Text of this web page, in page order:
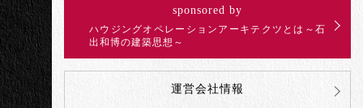
sponsored by
ハウジングオペレーションアーキテクツとは～石
出和博の建築思想～
運営会社情報